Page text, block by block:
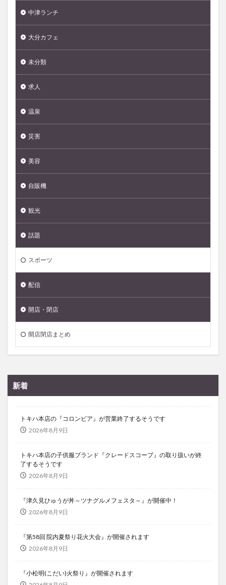
中津ランチ
大分カフェ
未分類
求人
温泉
災害
美容
自販機
観光
話題
スポーツ
配信
開店・閉店
開店閉店まとめ
新着
トキハ本店の『コロンビア』が営業終了するそうです
2026年8月9日
トキハ本店の子供服ブランド『クレードスコープ』の取り扱いが終
了するそうです
2026年8月9日
『津久見ひゅうが丼～ツナグルメフェスタ～』が開催中！
2026年8月9日
『第58回 院内夏祭り花火大会』が開催されます
2026年8月9日
『小松明(こだい)火祭り』が開催されます